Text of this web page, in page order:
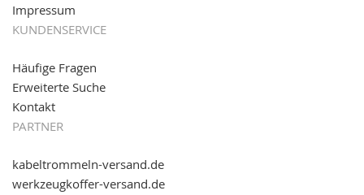
Impressum
KUNDENSERVICE
Häufige Fragen
Erweiterte Suche
Kontakt
PARTNER
kabeltrommeln-versand.de
werkzeugkoffer-versand.de